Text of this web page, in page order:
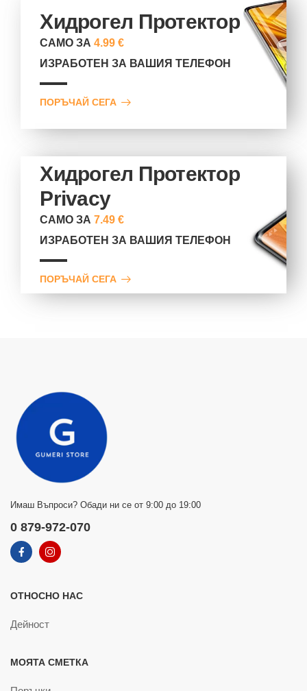
Хидрогел Протектор
САМО ЗА4.99 €
ИЗРАБОТЕН ЗА ВАШИЯ ТЕЛЕФОН
ПОРЪЧАЙ СЕГА
Хидрогел Протектор
Privacy
САМО ЗА7.49 €
ИЗРАБОТЕН ЗА ВАШИЯ ТЕЛЕФОН
ПОРЪЧАЙ СЕГА
Имаш Въпроси? Обади ни се от 9:00 до 19:00
0 879-972-070
ОТНОСНО НАС
Дейност
МОЯТА СМЕТКА